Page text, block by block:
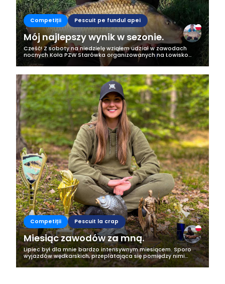
Competiții Pescuit pe fundul apei
Mój najlepszy wynik w sezonie.
Cześć! Z soboty na niedzielę wziąłem udział w zawodach
nocnych Koła PZW Starówka organizowanych na Łowisko
Specjalnym Okoń-Wodociągi w Częstochowie. Przyjeżdżając
na zawody byłem dobrze...
Competiții Pescuit la crap
Miesiąc zawodów za mną.
Lipiec był dla mnie bardzo intensywnym miesiącem. Sporo
wyjazdów wędkarskich, przeplatająca się pomiędzy nimi
praca oraz oczywiście zawody, na których nie mogło mnie
zabraknąć. Decyzję o udziale w...